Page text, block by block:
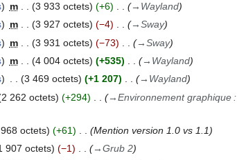
m 3 933 octets +6 → Wayland
m 3 927 octets −4 →Sway
m 3 931 octets −73 →Sway
m 4 004 octets +535 → Wayland
3 469 octets +1 207 → Wayland
2 262 octets +294 →Environnement graphique:
octets +61
Mention version 1.0 vs 1.1
907 octets −1 →Grub 2